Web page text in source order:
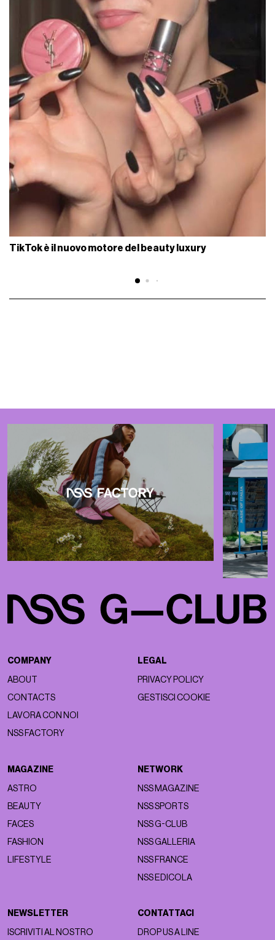
TikTok è il nuovo motore del beauty luxury
COMPANY
ABOUT
CONTACTS
LAVORA CON NOI
NSS FACTORY
LEGAL
PRIVACY POLICY
GESTISCI COOKIE
MAGAZINE
ASTRO
BEAUTY
FACES
FASHION
LIFESTYLE
NETWORK
NSS MAGAZINE
NSS SPORTS
NSS G-CLUB
NSS GALLERIA
NSS FRANCE
NSS EDICOLA
NEWSLETTER
ISCRIVITI AL NOSTRO
CONTATTACI
DROP US A LINE